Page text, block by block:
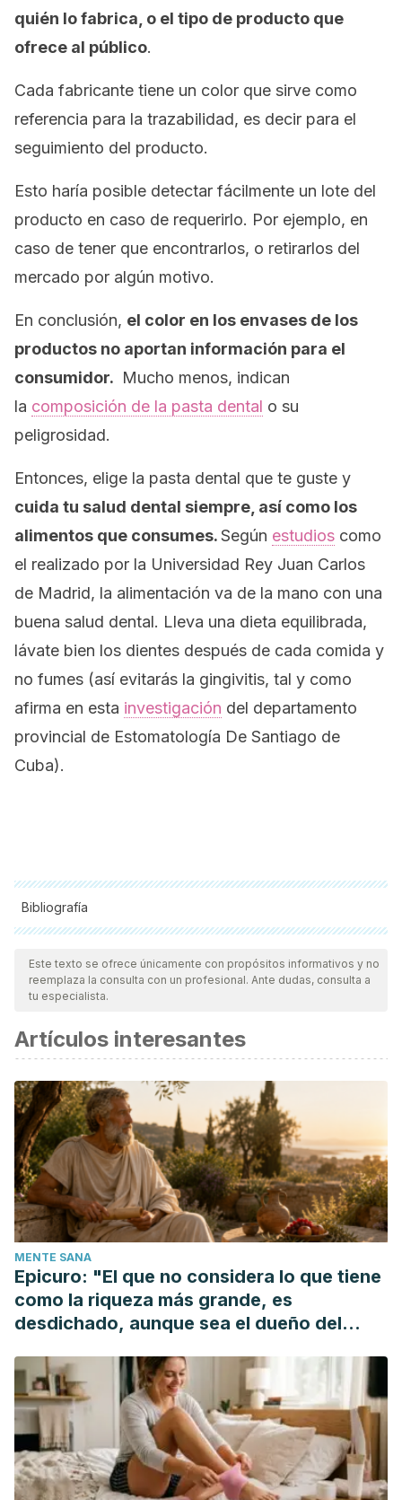
quién lo fabrica, o el tipo de producto que
ofrece al público.
Cada fabricante tiene un color que sirve como
referencia para la trazabilidad, es decir para el
seguimiento del producto.
Esto haría posible detectar fácilmente un lote del
producto en caso de requerirlo. Por ejemplo, en
caso de tener que encontrarlos, o retirarlos del
mercado por algún motivo.
En conclusión, el color en los envases de los
productos no aportan información para el
consumidor. Mucho menos, indican
la composición de la pasta dental o su
peligrosidad.
Entonces, elige la pasta dental que te guste y
cuida tu salud dental siempre, así como los
alimentos que consumes.Según estudios como
el realizado por la Universidad Rey Juan Carlos
de Madrid, la alimentación va de la mano con una
buena salud dental. Lleva una dieta equilibrada,
lávate bien los dientes después de cada comida y
no fumes (así evitarás la gingivitis, tal y como
afirma en esta investigación del departamento
provincial de Estomatología De Santiago de
Cuba).
Bibliografía
Todas las fuentes citadas fueron revisadas a profundidad por
nuestro equipo, para asegurar su calidad, confiabilidad,
vigencia y validez.La bibliografía de este artículo fue
científica.
Composición de las pastas
dentales.http://www.escuelapedia.com/composicion-de-
las-pastas-dentales/
Salud
bucodental. https://www.who.int/mediacentre/factsheets/
Casals-Peidró, E. (2005). Hábitos de higiene oral en la
población escolar y adulta española. Rcoe.
https://doi.org/10.4321/S1138-123X2005000400002
Este texto se ofrece únicamente con propósitos informativos y no
reemplaza la consulta con un profesional. Ante dudas, consulta a
tu especialista.
Artículos interesantes
MENTE SANA
Epicuro: "El que no considera lo que tiene
como la riqueza más grande, es
desdichado, aunque sea el dueño del